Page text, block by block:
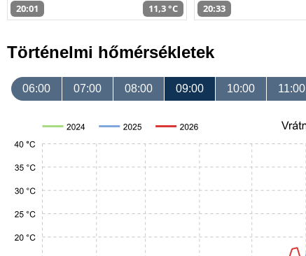
20:01 11,3 °C 20:33
Történelmi hőmérsékletek
06:00 07:00 08:00 09:00 10:00 11:00